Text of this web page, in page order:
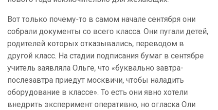
Вот только почему-то в самом начале сентября они
собрали документы со всего класса. Они пугали детей,
родителей которых отказывались, переводом в
другой класс. На стадии подписания бумаг в сентябре
учитель заявляла Ольге, что «буквально завтра-
послезавтра приедут москвичи, чтобы наладить
оборудование в классе». То есть они явно хотели
внедрить эксперимент оперативно, но огласка Оли